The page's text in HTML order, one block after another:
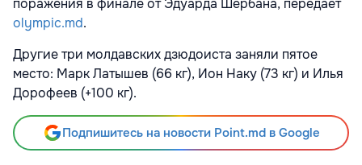
поражения в финале от Эдуарда Шербана, передает
olympic.md.
Другие три молдавских дзюдоиста заняли пятое
место: Марк Латышев (66 кг), Ион Наку (73 кг) и Илья
Дорофеев (+100 кг).
Подпишитесь на новости Point.md в Google